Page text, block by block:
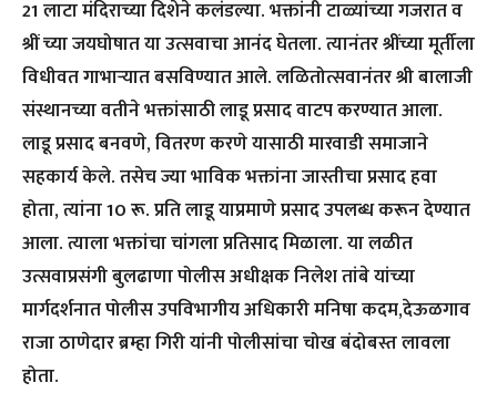
21 लाटा मंदिराच्या दिशेने कलंडल्या. भक्तांनी टाळ्यांच्या गजरात व
श्रीं च्या जयघोषात या उत्सवाचा आनंद घेतला. त्यानंतर श्रींच्या मूर्तीला
विधीवत गाभाऱ्यात बसविण्यात आले. लळितोत्सवानंतर श्री बालाजी
संस्थानच्या वतीने भक्तांसाठी लाडू प्रसाद वाटप करण्यात आला.
लाडू प्रसाद बनवणे, वितरण करणे यासाठी मारवाडी समाजाने
सहकार्य केले. तसेच ज्या भाविक भक्तांना जास्तीचा प्रसाद हवा
होता, त्यांना 10 रू. प्रति लाडू याप्रमाणे प्रसाद उपलब्ध करून देण्यात
आला. त्याला भक्तांचा चांगला प्रतिसाद मिळाला. या लळीत
उत्सवाप्रसंगी बुलढाणा पोलीस अधीक्षक निलेश तांबे यांच्या
मार्गदर्शनात पोलीस उपविभागीय अधिकारी मनिषा कदम,देऊळगाव
राजा ठाणेदार ब्रम्हा गिरी यांनी पोलीसांचा चोख बंदोबस्त लावला
होता.